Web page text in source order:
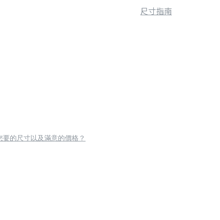
尺寸指南
要的尺寸以及滿意的價格？